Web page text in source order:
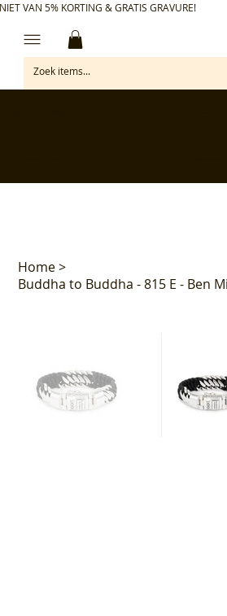
VAN 5% KORTING & GRATIS GRAVURE!
Home>